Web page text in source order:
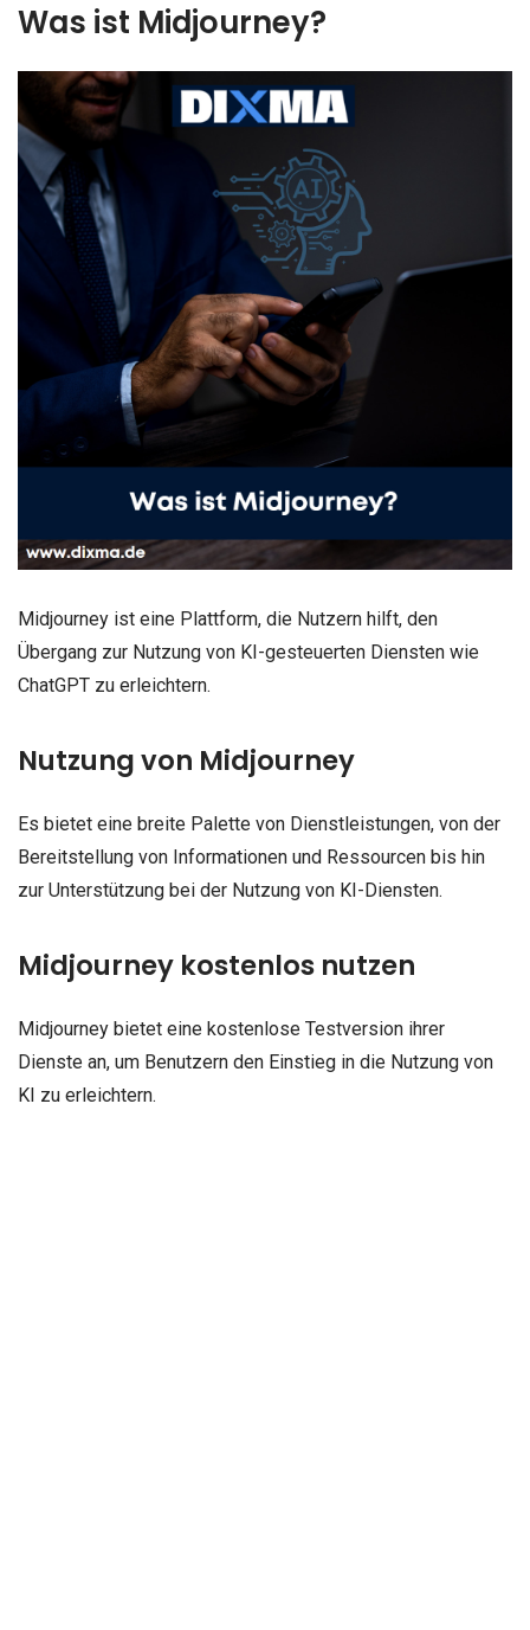
Was ist Midjourney?
Midjourney ist eine Plattform, die Nutzern hilft, den
Übergang zur Nutzung von KI-gesteuerten Diensten wie
ChatGPT zu erleichtern.
Nutzung von Midjourney
Es bietet eine breite Palette von Dienstleistungen, von der
Bereitstellung von Informationen und Ressourcen bis hin
zur Unterstützung bei der Nutzung von KI-Diensten.
Midjourney kostenlos nutzen
Midjourney bietet eine kostenlose Testversion ihrer
Dienste an, um Benutzern den Einstieg in die Nutzung von
KI zu erleichtern.